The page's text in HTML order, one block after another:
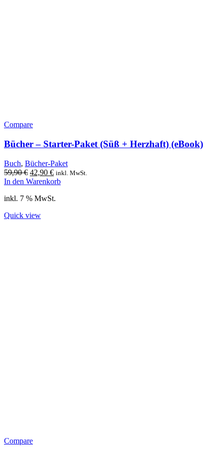
Compare
Bücher – Starter-Paket (Süß + Herzhaft) (eBook)
Buch, Bücher-Paket
59,90€ Ursprünglicher
Preis
59,90 €
42,90 €Aktueller
Preis
42,90 €.
inkl. MwSt.
In den Warenkorb
inkl. 7 % MwSt.
Quick view
Compare